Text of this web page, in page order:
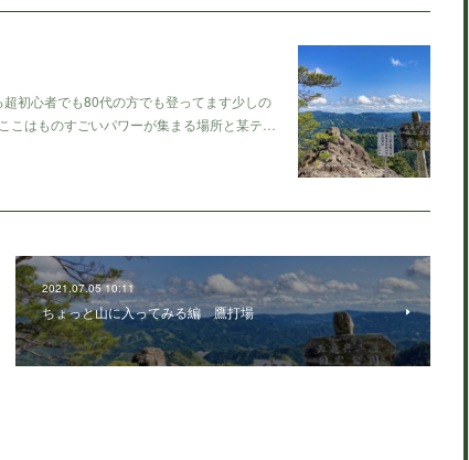
初心者でも80代の方でも登ってます少しの
はものすごいパワーが集まる場所と某テ…
2021.07.05 10:11
ちょっと山に入ってみる編 鷹打場